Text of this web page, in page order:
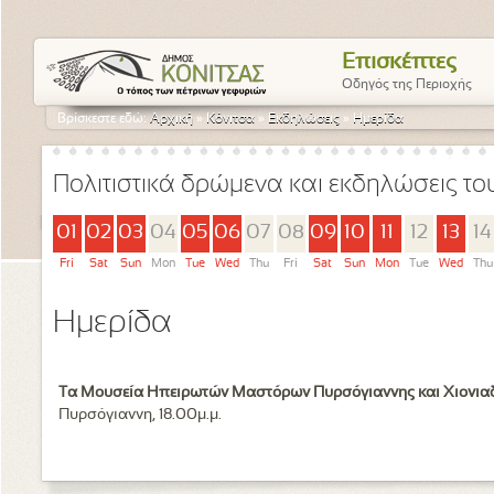
Επισκέπτες
Οδηγός της Περιοχής
Βρίσκεστε εδώ:Αρχική » Κόνιτσα » Εκδηλώσεις » Ημερίδα
Πολιτιστικά δρώμενα και εκδηλώσεις
01
Fri
02
Sat
03
Sun
04
Mon
05
Tue
06
Wed
07
Thu
08
Fri
09
Sat
10
Sun Mon
12
Tue
13
Wed
14
Thu
Ημερίδα
Τα Μουσεία Ηπειρωτών Μαστόρων Πυρσόγιαννης και
Πυρσόγιαννη, 18.00μ.μ.